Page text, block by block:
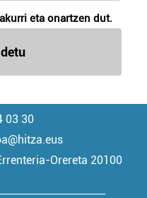
eta onartzen dut.
03 30
Orereta 20100